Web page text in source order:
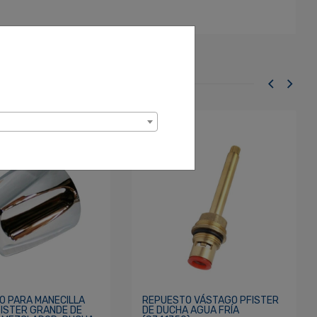
PARA MANECILLA
GRANDE DE
REPUESTO VÁSTAGO PFISTER
DE DUCHA AGUA FRÍA